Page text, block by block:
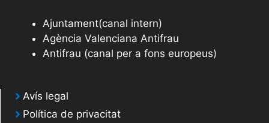
Ajuntament(canal intern)
Agència Valenciana Antifrau
Antifrau (canal per a fons europeus)
Avís legal
Política de privacitat